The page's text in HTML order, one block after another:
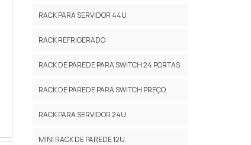
RACK PARA SERVIDOR 44U
RACK REFRIGERADO
RACK DE PAREDE PARA SWITCH 24 PORTAS
RACK DE PAREDE PARA SWITCH PREÇO
RACK PARA SERVIDOR 24U
MINI RACK DE PAREDE 12U